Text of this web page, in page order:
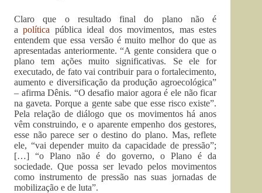
Claro que o resultado final do plano não é
apolítica pública ideal dos movimentos, mas estes
entendem que essa versão é muito melhor do que as
apresentadas anteriormente. “A gente considera que o
plano tem ações muito significativas. Se ele for
executado, de fato vai contribuir para o fortalecimento,
aumento e diversificação da produção agroecológica”
– afirma Dênis. “O desafio maior agora é ele não ficar
na gaveta. Porque a gente sabe que esse risco existe”.
Pela relação de diálogo que os movimentos há anos
vêm construindo, e o aparente empenho dos gestores,
esse não parece ser o destino do plano. Mas, reflete
ele, “vai depender muito da capacidade de pressão”;
[…] “o Plano não é do governo, o Plano é da
sociedade. Que possa ser levado pelos movimentos
como instrumento de pressão nas suas jornadas de
mobilização e de luta”.